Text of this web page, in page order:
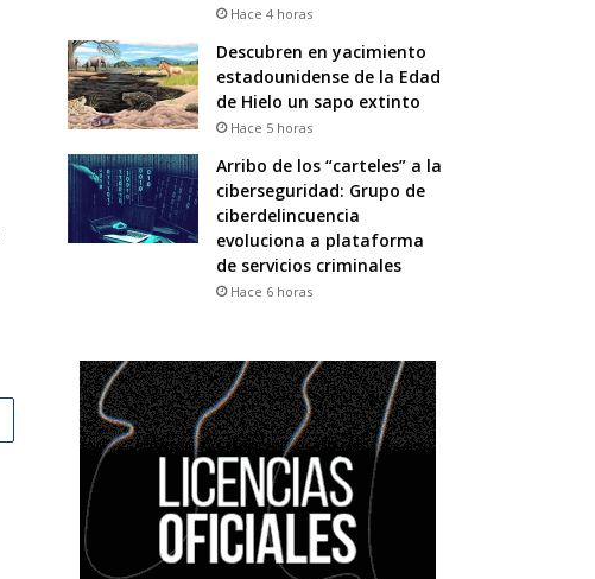
Hace 4 horas
Descubren en yacimiento
estadounidense de la Edad
de Hielo un sapo extinto
Hace 5 horas
Arribo de los “carteles” a la
ciberseguridad: Grupo de
ciberdelincuencia
evoluciona a plataforma
de servicios criminales
Hace 6 horas